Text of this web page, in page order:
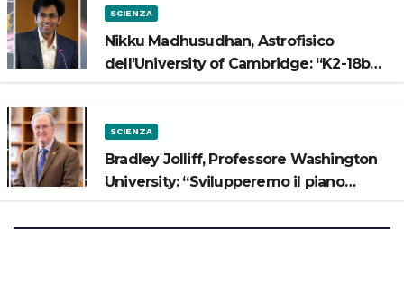
SCIENZA
Nikku Madhusudhan, Astrofisico
dell’University of Cambridge: “K2-18b
SCIENZA
Bradley Jolliff, Professore Washington
University: “Svilupperemo il piano